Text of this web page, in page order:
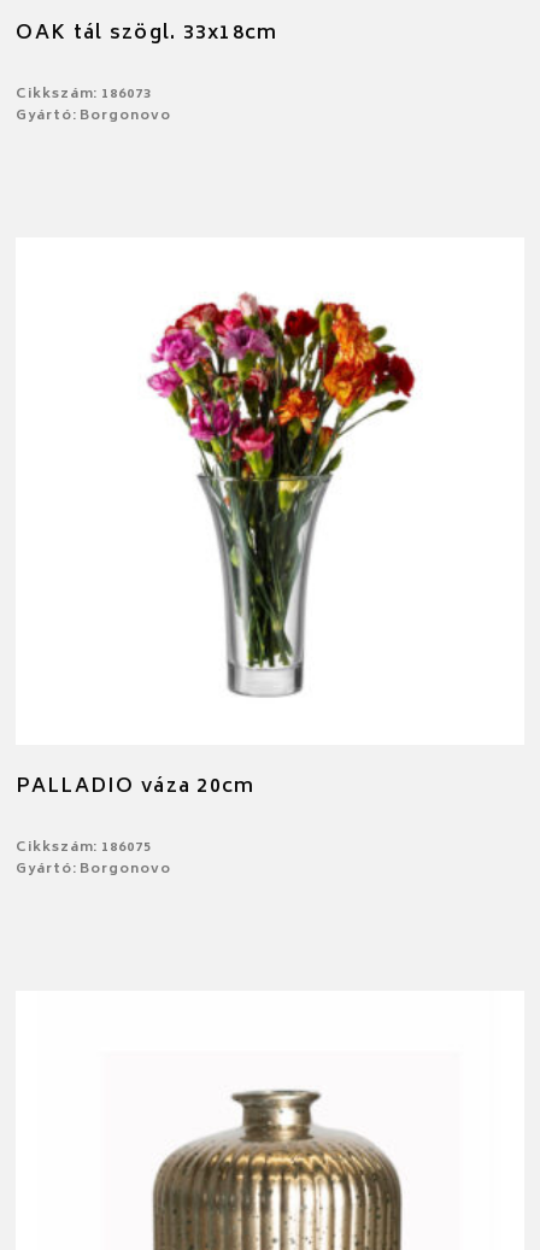
OAK tál szögl. 33x18cm
Cikkszám: 186073
Gyártó: Borgonovo
PALLADIO váza 20cm
Cikkszám: 186075
Gyártó: Borgonovo